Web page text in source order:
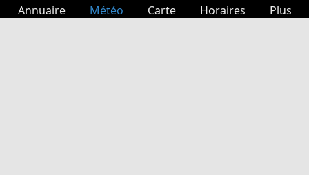
Annuaire Météo Carte Horaires Plus